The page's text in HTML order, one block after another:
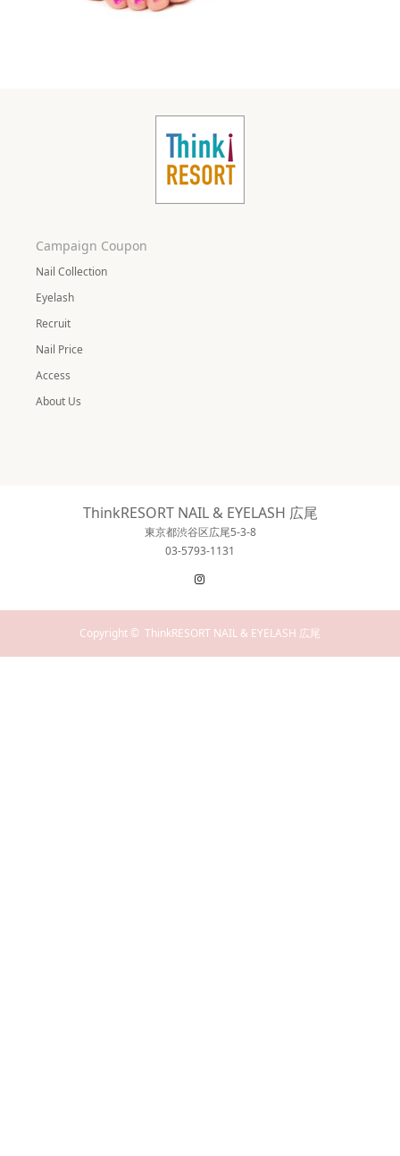
Campaign Coupon
Nail Collection
Eyelash
Recruit
Nail Price
Access
About Us
ThinkRESORT NAIL & EYELASH 広尾
東京都渋谷区広尾5-3-8
03-5793-1131
Copyright © ThinkRESORT NAIL & EYELASH 広尾